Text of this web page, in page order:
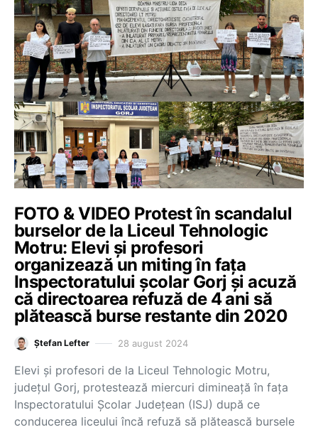
FOTO & VIDEO Protest în scandalul
burselor de la Liceul Tehnologic
Motru: Elevi și profesori
organizează un miting în fața
Inspectoratului școlar Gorj și acuză
că directoarea refuză de 4 ani să
plătească burse restante din 2020
Ștefan Lefter 28 august 2024
Elevi și profesori de la Liceul Tehnologic Motru,
județul Gorj, protestează miercuri dimineață în fața
Inspectoratului Școlar Județean (ISJ) după ce
conducerea liceului încă refuză să plătească bursele